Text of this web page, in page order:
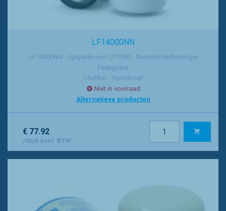
LF14000NN
LF14000NN - Upgrade voor LF9080 - NanoNet technologie
Fleetguard
Oliefilter - Opschroef
Niet in voorraad
Alternatieve producten
€ 77.92
/stuk excl. BTW